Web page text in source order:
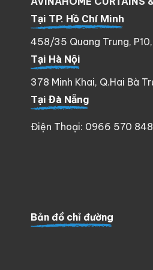
Tại TP. Hồ Chí Minh
458/35 Quang Trung, P10,
Tại Hà Nội
378 Minh Khai, Q.Hai Bà
Tại Đà Nẵng
Điện Thoại: 0966 570 848
Bản đồ chỉ đường